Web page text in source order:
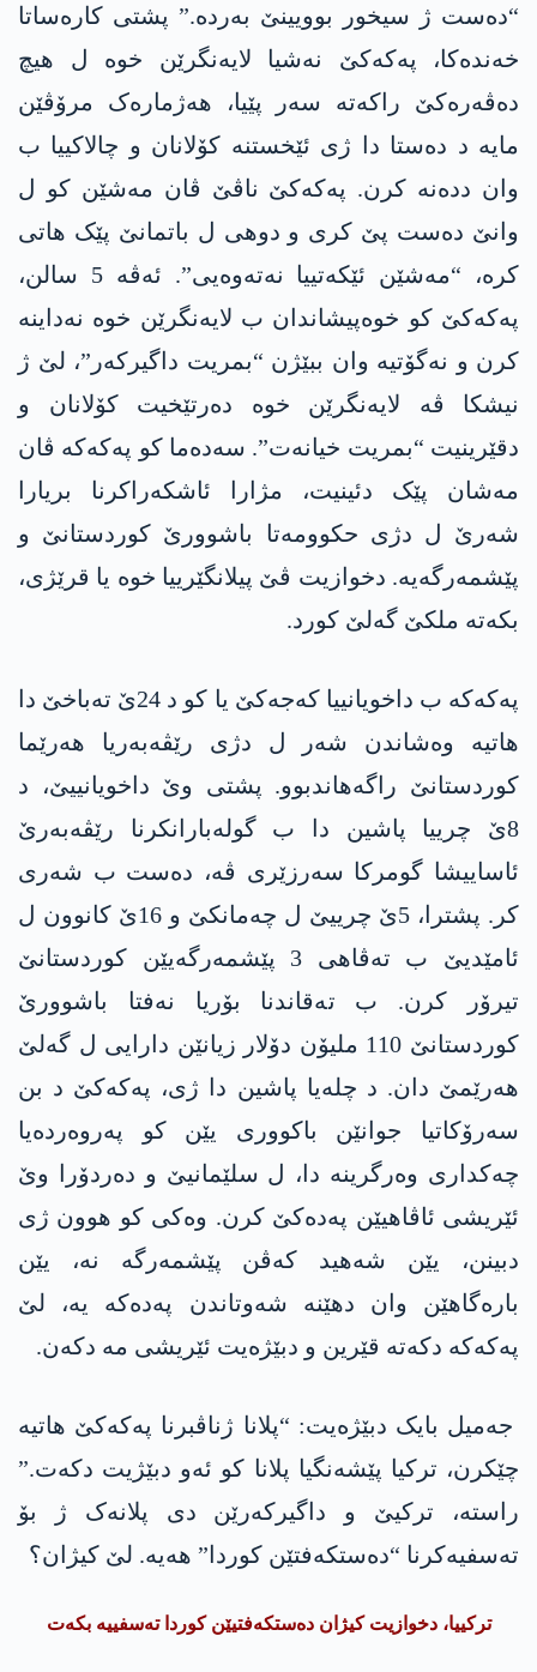
“دەست ژ سیخور بوویینێ بەردە.” پشتی کارەساتا
خەندەکا، پەکەکێ نەشیا لایەنگرێن خوە ل هیچ
دەڤەرەکێ راکەتە سەر پێیا، هەژمارەک مرۆڤێن
مایە د دەستا دا ژی ئێخستنە کۆلانان و چالاکییا ب
وان ددەنە کرن. پەکەکێ ناڤێ ڤان مەشێن کو ل
وانێ دەست پێ کری و دوھی ل باتمانێ پێک ھاتی
کرە، “مەشێن ئێکەتییا نەتەوەیی”. ئەڤە 5 سالن،
پەکەکێ کو خوەپیشاندان ب لایەنگرێن خوە نەداینە
کرن و نەگۆتیە وان ببێژن “بمریت داگیرکەر”، لێ ژ
نیشکا ڤە لایەنگرێن خوە دەرتێخیت کۆلانان و
دقێرینیت “بمریت خیانەت”. سەدەما کو پەکەکە ڤان
مەشان پێک دئینیت، مژارا ئاشکەراکرنا بریارا
شەرێ ل دژی حکوومەتا باشوورێ کوردستانێ و
پێشمەرگەیە. دخوازیت ڤێ پیلانگێرییا خوە یا قرێژی،
بکەتە ملکێ گەلێ کورد.
پەکەکە ب داخویانییا کەجەکێ یا کو د 24ێ تەباخێ دا
ھاتیە وەشاندن شەر ل دژی رێڤەبەریا ھەرێما
کوردستانێ راگەهاندبوو. پشتی وێ داخویانییێ، د
8ێ چرییا پاشین دا ب گولەبارانکرنا رێڤەبەرێ
ئاساییشا گومرکا سەرزێری ڤە، دەست ب شەری
کر. پشترا، 5ێ چرییێ ل چەمانکێ و 16ێ کانوون ل
ئامێدیێ ب تەڤاھی 3 پێشمەرگەیێن کوردستانێ
تیرۆر کرن. ب تەقاندنا بۆریا نەفتا باشوورێ
کوردستانێ 110 ملیۆن دۆلار زیانێن دارایی ل گەلێ
ھەرێمێ دان. د چلەیا پاشین دا ژی، پەکەکێ د بن
سەرۆکاتیا جوانێن باکووری یێن کو پەروەردەیا
چەکداری وەرگرینە دا، ل سلێمانیێ و دەردۆرا وێ
ئێریشی ئاڤاھیێن پەدەکێ کرن. وەکی کو ھوون ژی
دبینن، یێن شەھید کەڤن پێشمەرگە نە، یێن
بارەگاھێن وان دهێنە شەوتاندن پەدەکە یە، لێ
پەکەکە دکەتە قێرین و دبێژەیت ئێریشی مە دکەن.
جەمیل بایک دبێژەیت: “پلانا ژناڤبرنا پەکەکێ هاتیە
چێکرن، ترکیا پێشەنگیا پلانا کو ئەو دبێژیت دکەت.”
راستە، ترکیێ و داگیرکەرێن دی پلانەک ژ بۆ
تەسفیەکرنا “دەستکەفتێن کوردا” ھەیە. لێ کیژان؟
ترکییا، دخوازیت کیژان دەستکەفتیێن کوردا تەسفییە بکەت